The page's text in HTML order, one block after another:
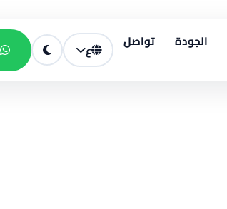
الجودة تواصل ع